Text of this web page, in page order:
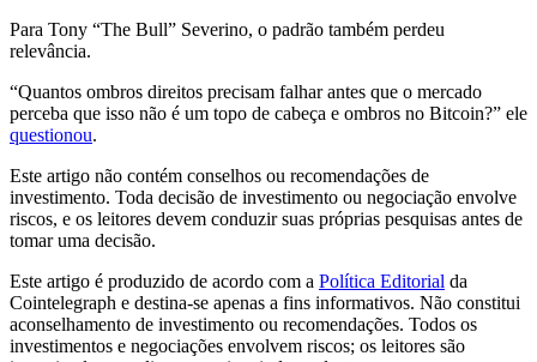
Para Tony “The Bull” Severino, o padrão também perdeu
relevância.
“Quantos ombros direitos precisam falhar antes que o mercado
perceba que isso não é um topo de cabeça e ombros no Bitcoin?” ele
questionou.
Este artigo não contém conselhos ou recomendações de
investimento. Toda decisão de investimento ou negociação envolve
riscos, e os leitores devem conduzir suas próprias pesquisas antes de
tomar uma decisão.
Este artigo é produzido de acordo com a Política Editorial da
Cointelegraph e destina-se apenas a fins informativos. Não constitui
aconselhamento de investimento ou recomendações. Todos os
investimentos e negociações envolvem riscos; os leitores são